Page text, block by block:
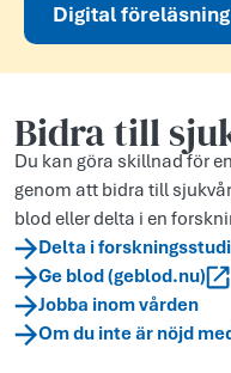
Digital
Bidra till
Du kan göra skillnad för
genom att bidra till
blod eller delta i en
Delta i
Ge blod (geblod.nu)
Jobba inom vården
Om du inte är nöjd